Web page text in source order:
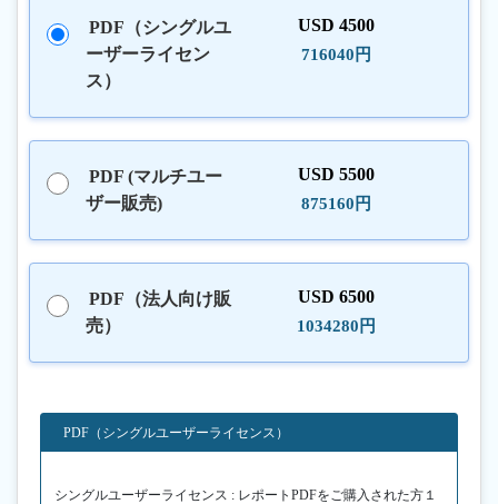
PDF（シングルユ
ーザーライセン
ス）
USD 4500
716040円
PDF (マルチユー
ザー販売)
USD 5500
875160円
PDF（法人向け販
売）
USD 6500
1034280円
PDF（シングルユーザーライセンス）
シングルユーザーライセンス : レポートPDFをご購入された方１